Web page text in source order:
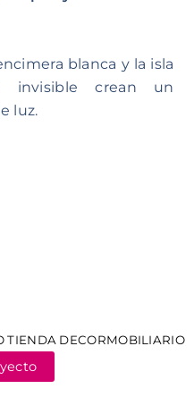
blanca y la isla
invisible crean un
luz.
TIENDA DECORMOBILIARIO